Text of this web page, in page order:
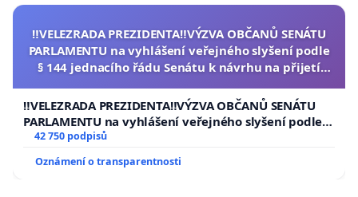
‼️VELEZRADA PREZIDENTA‼️VÝZVA OBČANŮ SENÁTU
PARLAMENTU na vyhlášení veřejného slyšení podle
§ 144 jednacího řádu Senátu k návrhu na přijetí
republiky
‼️VELEZRADA PREZIDENTA‼️VÝZVA OBČANŮ SENÁTU
PARLAMENTU na vyhlášení veřejného slyšení podle §
144 jednacího řádu Senátu k návrhu na přijetí
usnesení k podání ústavní žaloby na prezidenta
republiky
42 750 podpisů
Oznámení o transparentnosti